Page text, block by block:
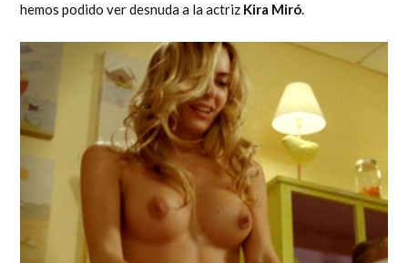
hemos podido ver desnuda a la actriz Kira Miró.